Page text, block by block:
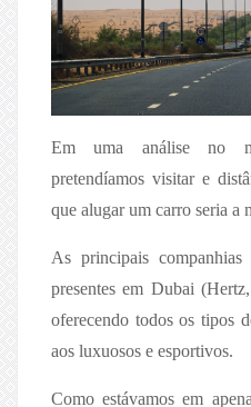
Em uma análise no
pretendíamos visitar e
que alugar um carro seria a
As principais
presentes em Dubai
oferecendo todos os tipos
aos luxuosos e esportivos.
Como estávamos em